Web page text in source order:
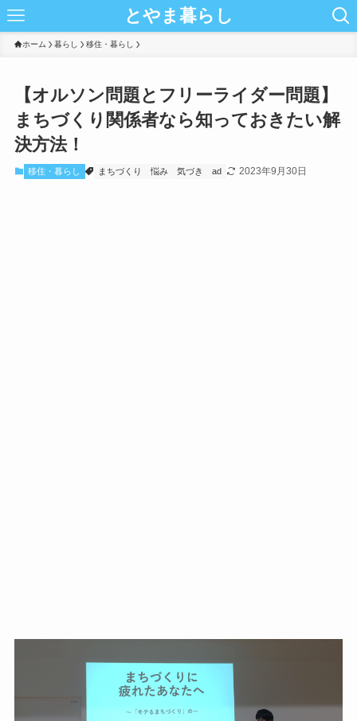
とやま暮らし
ホーム 暮らし 移住・暮らし
【オルソン問題とフリーライダー問題】
まちづくり関係者なら知っておきたい解
決方法！
移住・暮らし まちづくり 悩み 気づき ad 2023年9月30日